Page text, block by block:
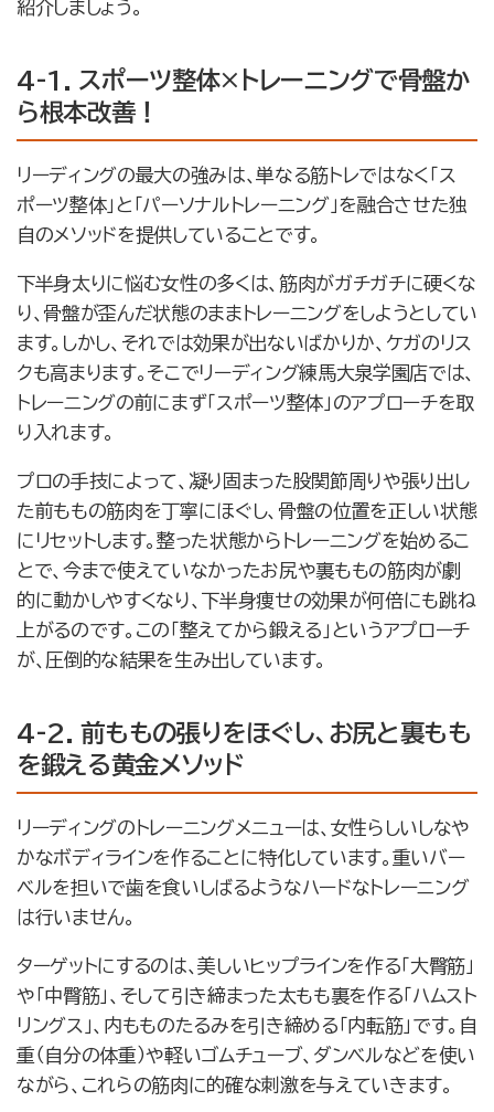
紹介しましょう。
4-1. スポーツ整体×トレーニングで骨盤か
ら根本改善！
リーディングの最大の強みは、単なる筋トレではなく「ス
ポーツ整体」と「パーソナルトレーニング」を融合させた独
自のメソッドを提供していることです。
下半身太りに悩む女性の多くは、筋肉がガチガチに硬くな
り、骨盤が歪んだ状態のままトレーニングをしようとしてい
ます。しかし、それでは効果が出ないばかりか、ケガのリス
クも高まります。そこでリーディング練馬大泉学園店では、
トレーニングの前にまず「スポーツ整体」のアプローチを取
り入れます。
プロの手技によって、凝り固まった股関節周りや張り出し
た前ももの筋肉を丁寧にほぐし、骨盤の位置を正しい状態
にリセットします。整った状態からトレーニングを始めるこ
とで、今まで使えていなかったお尻や裏ももの筋肉が劇
的に動かしやすくなり、下半身痩せの効果が何倍にも跳ね
上がるのです。この「整えてから鍛える」というアプローチ
が、圧倒的な結果を生み出しています。
4-2. 前ももの張りをほぐし、お尻と裏もも
を鍛える黄金メソッド
リーディングのトレーニングメニューは、女性らしいしなや
かなボディラインを作ることに特化しています。重いバー
ベルを担いで歯を食いしばるようなハードなトレーニング
は行いません。
ターゲットにするのは、美しいヒップラインを作る「大臀筋」
や「中臀筋」、そして引き締まった太もも裏を作る「ハムスト
リングス」、内もものたるみを引き締める「内転筋」です。自
重（自分の体重）や軽いゴムチューブ、ダンベルなどを使い
ながら、これらの筋肉に的確な刺激を与えていきます。